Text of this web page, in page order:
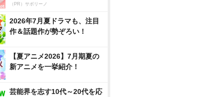
（PR）サボリーノ
2026年7月夏ドラマも、注目
作＆話題作が勢ぞろい！
【夏アニメ2026】7月期夏の
新アニメを一挙紹介！
芸能界を志す10代～20代を応